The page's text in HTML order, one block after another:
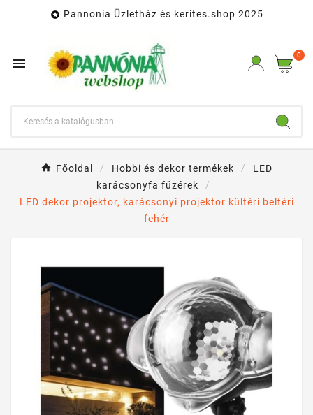
 Pannonia Üzletház és kerites.shop 2025

0
Főoldal Hobbi és dekor termékek
LED
karácsonyfa fűzérek
LED dekor projektor, karácsonyi projektor kültéri beltéri
fehér